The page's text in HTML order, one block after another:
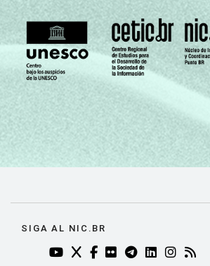
SIGA AL NIC.BR
YOUTUBE DO NIC.BR (ABRE
TWITTER DO NIC.BR
FACEBOOK DO
FLICKR DO NIC.BR
TELEGRAM DO
LINKEDINRSS